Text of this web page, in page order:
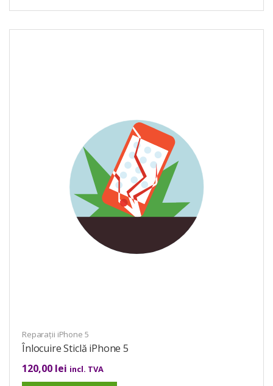
Reparații iPhone 5
Înlocuire Sticlă iPhone 5
120,00 lei incl. TVA